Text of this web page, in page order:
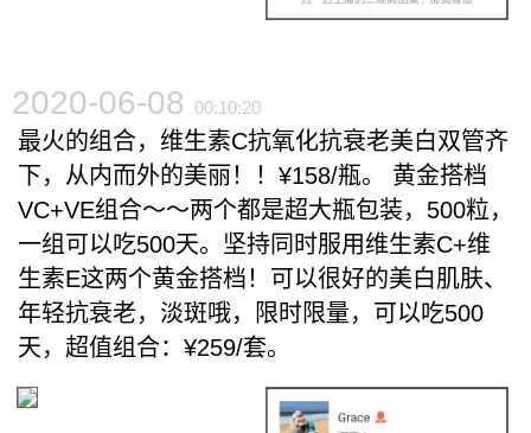
2020-06-08 00:10:20
最火的组合，维生素C抗氧化抗衰老美白双管齐
下，从内而外的美丽！！¥158/瓶。 黄金搭档
VC+VE组合～～两个都是超大瓶包装，500粒，
一组可以吃500天。坚持同时服用维生素C+维
生素E这两个黄金搭档！可以很好的美白肌肤、
年轻抗衰老，淡斑哦，限时限量，可以吃500
天，超值组合：¥259/套。